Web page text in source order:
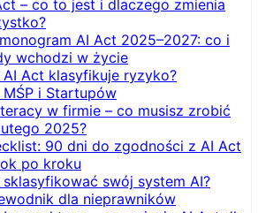
– co to jest i dlaczego zmienia
AI Act 2025–2027: co i
wchodzi w życie
AI Act klasyfikuje ryzyko?
MŚP i Startupów
w firmie – co musisz zrobić
2025?
90 dni do zgodności z AI Act
po kroku
swój system AI?
dla nieprawników